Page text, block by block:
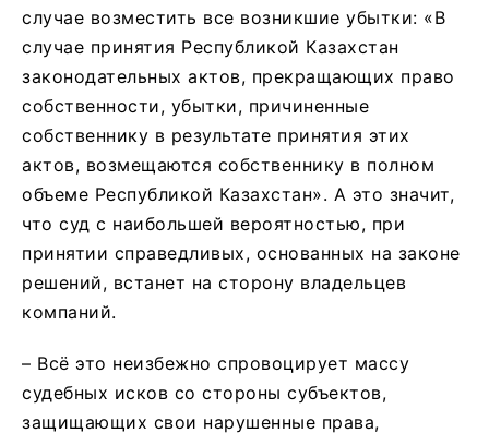
случае возместить все возникшие убытки: «В
случае принятия Республикой Казахстан
законодательных актов, прекращающих право
собственности, убытки, причиненные
собственнику в результате принятия этих
актов, возмещаются собственнику в полном
объеме Республикой Казахстан». А это значит,
что суд с наибольшей вероятностью, при
принятии справедливых, основанных на законе
решений, встанет на сторону владельцев
компаний.
– Всё это неизбежно спровоцирует массу
судебных исков со стороны субъектов,
защищающих свои нарушенные права,